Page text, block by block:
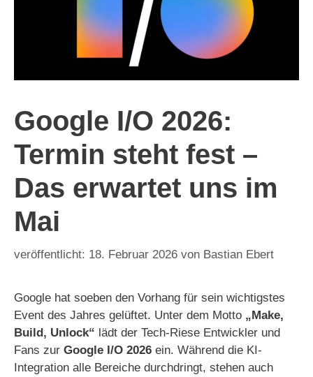
Google I/O 2026:
Termin steht fest –
Das erwartet uns im
Mai
18. Februar 2026 von Bastian Ebert
Google hat soeben den Vorhang für sein wichtigstes
Event des Jahres gelüftet. Unter dem Motto „Make,
Build, Unlock“ lädt der Tech-Riese Entwickler und
Fans zur Google I/O 2026 ein. Während die KI-
Integration alle Bereiche durchdringt, stehen auch